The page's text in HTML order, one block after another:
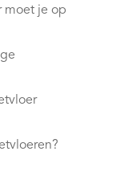
moet je op